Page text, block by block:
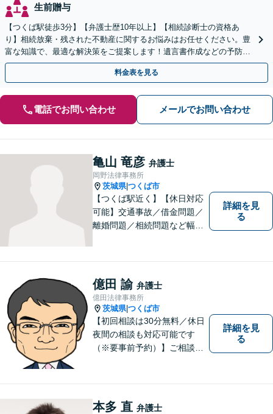
生前贈与
【つくば駅徒歩3分】【弁護士歴10年以上】【相続診断士の資格あ
り】相続放棄・残された不動産に関するお悩みはお任せください。豊
富な知識で、最適な解決策をご提案します！遺言書作成などの予防策
にも対応可能です【夜間・休日の相談可能】
料金表を見る
電話でお問い合わせ メールでお問い合わせ
亀山 竜彦 弁護士
岡野法律事務所
茨城県|つくば市
【つくば駅近く】【休日対応
可能】交通事故／借金問題／
離婚問題／相続問題など幅広
み、考え、依頼者様の希望を
実現するために精一杯努力い
たします。お気軽にご相談く
ださい。
詳細を見
る
億田 諭 弁護士
億田法律事務所
茨城県|つくば市
【初回相談は30分無料／休日
夜間の相談も対応可能です
（※要事前予約）】ご相談、
スを心がけています。お気軽
にお問合せください。
詳細を見
る
本多 直 弁護士